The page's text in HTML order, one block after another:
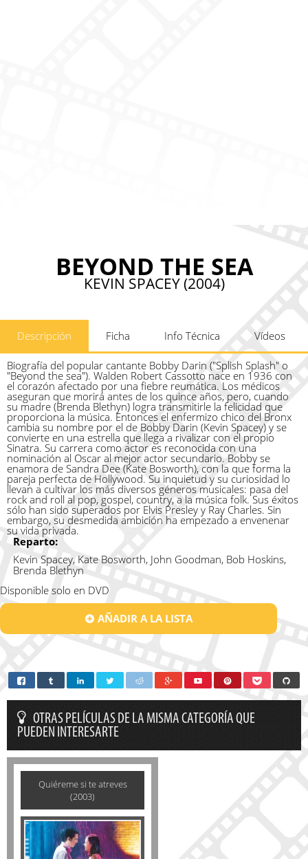
BEYOND THE SEA
KEVIN SPACEY (2004)
Descripción Ficha Info Técnica Vídeos
Biografía del popular cantante Bobby Darin ("Splish Splash" o
"Beyond the sea"). Walden Robert Cassotto nace en 1936 con
el corazón afectado por una fiebre reumática. Los médicos
aseguran que morirá antes de los quince años, pero, cuando
su madre (Brenda Blethyn) logra transmitirle la felicidad que
proporciona la música. Entonces el enfermizo chico del Bronx
cambia su nombre por el de Bobby Darin (Kevin Spacey) y se
convierte en una estrella que llega a rivalizar con el propio
Sinatra. Su carrera como actor es reconocida con una
nominación al Oscar al mejor actor secundario. Bobby se
enamora de Sandra Dee (Kate Bosworth), con la que forma la
pareja perfecta de Hollywood. Su inquietud y su curiosidad lo
llevan a cultivar los más diversos géneros musicales: pasa del
rock and roll al pop, gospel, country, a la música folk. Sus éxitos
sólo han sido superados por Elvis Presley y Ray Charles. Sin
embargo, su desmedida ambición ha empezado a envenenar
su vida privada.
Reparto:
Kevin Spacey, Kate Bosworth, John Goodman, Bob Hoskins,
Brenda Blethyn
Disponible solo en DVD
AÑADIR A LA LISTA
OTRAS PELÍCULAS DE LA MISMA CATEGORÍA QUE
PUEDEN INTERESARTE
Quiéreme si te atreves
(2003)